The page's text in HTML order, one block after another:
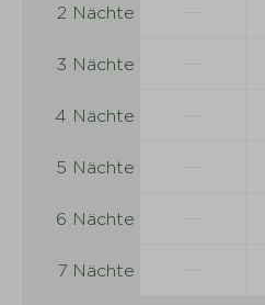
2 Nächte
3 Nächte
4 Nächte
5 Nächte
6 Nächte
7 Nächte